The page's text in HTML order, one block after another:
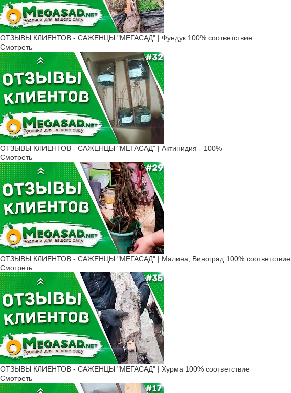
ОТЗЫВЫ КЛИЕНТОВ - САЖЕНЦЫ "МЕГАСАД" | Фундук 100% соответствие
Смотреть
ОТЗЫВЫ КЛИЕНТОВ - САЖЕНЦЫ "МЕГАСАД" | Актинидия - 100%
Смотреть
ОТЗЫВЫ КЛИЕНТОВ - САЖЕНЦЫ "МЕГАСАД" | Малина, Виноград 100% соответствие
Смотреть
ОТЗЫВЫ КЛИЕНТОВ - САЖЕНЦЫ "МЕГАСАД" | Хурма 100% соответствие
Смотреть